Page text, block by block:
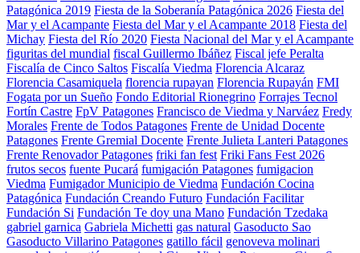
Patagónica 2019 Fiesta de la Soberanía Patagónica 2026 Fiesta del
Mar y el Acampante Fiesta del Mar y el Acampante 2018 Fiesta del
Michay Fiesta del Río 2020 Fiesta Nacional del Mar y el Acampante
figuritas del mundial fiscal Guillermo Ibáñez Fiscal jefe Peralta
Fiscalía de Cinco Saltos Fiscalía Viedma Florencia Alcaraz
Florencia Casamiquela florencia rupayan Florencia Rupayán FMI
Fogata por un Sueño Fondo Editorial Rionegrino Forrajes Tecnol
Fortín Castre FpV Patagones Francisco de Viedma y Narváez Fredy
Morales Frente de Todos Patagones Frente de Unidad Docente
Patagones Frente Gremial Docente Frente Julieta Lanteri Patagones
Frente Renovador Patagones friki fan fest Friki Fans Fest 2026
frutos secos fuente Pucará fumigación Patagones fumigacion
Viedma Fumigador Municipio de Viedma Fundación Cocina
Patagónica Fundación Creando Futuro Fundación Facilitar
Fundación Si Fundación Te doy una Mano Fundación Tzedaka
gabriel garnica Gabriela Michetti gas natural Gasoducto Sao
Gasoducto Villarino Patagones gatillo fácil genoveva molinari